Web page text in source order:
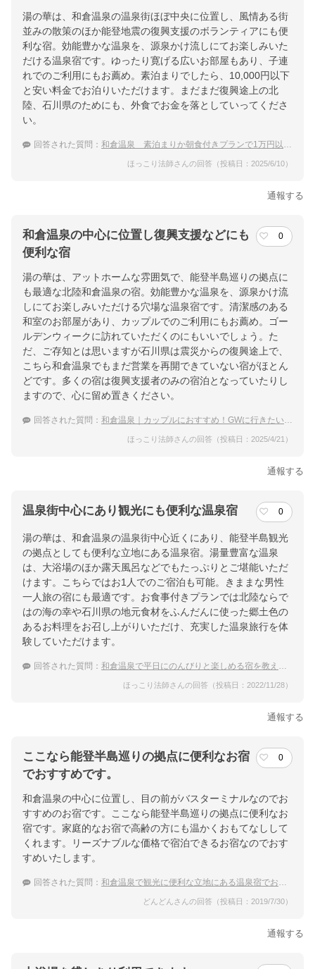
提供：楽天トラベル
楽天トラベルで
ホテル詳細を詳しく見る
湯の華は、和倉温泉の温泉街ほぼ中央に位置し、風情ある街
並みの散策のほか能登地震の復興支援のボランティアにも便
利な宿。効能豊かな温泉を、源泉かけ流しにてお楽しみいた
だける温泉宿です。ゆったり寛げる広いお部屋もあり、子連
れでのご利用にもお薦め。素泊まりでしたら、10,000円以下
と安い料金でお泊りいただけます。まだまだ復興途上の北
陸、石川県のためにも、外食でお金を落としていってくださ
い。
回答された質問： 和倉温泉 素泊まりか朝食付きプランで1万円以下の宿
ほっこり法師さんの回答（投稿日：2025/6/10）
通報する
和倉温泉の中心に位置し復興支援などにも
便利な宿
0
湯の華は、アットホームな雰囲気で、能登半島巡りの拠点に
も最適な北陸和倉温泉の宿。効能豊かな温泉を、源泉かけ流
しにてお楽しみいただける穴場な温泉宿です。清潔感のある
和室のお部屋があり、カップルでのご利用にもお薦め。ゴー
ルデンウィークに訪れていただくのにもいいでしょう。た
だ、ご存知とは思いますが石川県は震災からの復興途上で、
こちら和倉温泉でもまだ営業を再開できていない宿がほとん
どです。多くの宿は復興支援者のみの宿泊となっていたりし
ますので、心に留め置きください。
回答された質問： 和倉温泉｜カップルにおすすめ！GWに行きたい穴場な宿は？
ほっこり法師さんの回答（投稿日：2025/4/21）
通報する
温泉街中心にあり観光にも便利な温泉宿 0
湯の華は、和倉温泉の温泉街中心近くにあり、能登半島観光
の拠点としても便利な立地にある温泉宿。湯量豊富な温泉
は、大浴場のほか露天風呂などでもたっぷりとご堪能いただ
けます。こちらではお1人でのご宿泊も可能。きままな男性
一人旅の宿にも最適です。お食事付きプランでは北陸ならで
はの海の幸や石川県の地元食材をふんだんに使った郷土色の
あるお料理をお召し上がりいただけ、充実した温泉旅行を体
験していただけます。
回答された質問： 和倉温泉で平日にのんびりと楽しめる宿を教えてください。
ほっこり法師さんの回答（投稿日：2022/11/28）
通報する
ここなら能登半島巡りの拠点に便利なお宿
でおすすめです。
0
和倉温泉の中心に位置し、目の前がバスターミナルなのでお
すすめのお宿です。ここなら能登半島巡りの拠点に便利なお
宿です。家庭的なお宿で高齢の方にも温かくおもてなしして
くれます。リーズナブルな価格で宿泊できるお宿なのでおす
すめいたします。
回答された質問： 和倉温泉で観光に便利な立地にある温泉宿でおすすめはありますか？
どんどんさんの回答（投稿日：2019/7/30）
通報する